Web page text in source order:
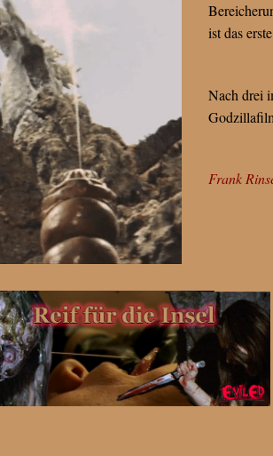
ist das
Nach drei
Frank